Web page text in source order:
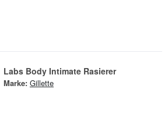
Labs Body Intimate Rasierer
Marke: Gillette